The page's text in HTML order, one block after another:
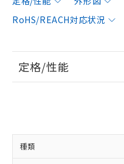
RoHS/REACH対応状況
定格/性能
種類